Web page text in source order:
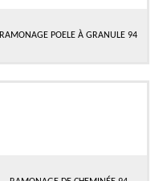
RAMONAGE POELE À GRANULE 94